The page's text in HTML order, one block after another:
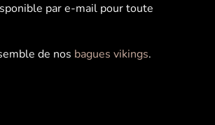
par e-mail pour toute
de nos bagues vikings.